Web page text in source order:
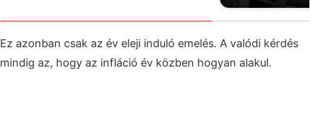
Ez azonban csak az év eleji induló emelés. A valódi kérdés
mindig az, hogy az infláció év közben hogyan alakul.